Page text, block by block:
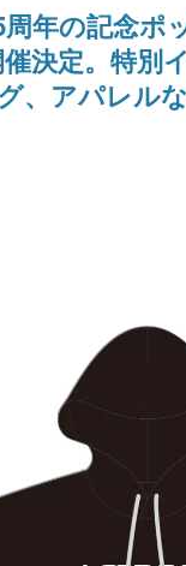
特別話が掲載ス
あのお話には…
がある！
「
ニ
デ
氏
周年の記念
決定。特別
、アパレル